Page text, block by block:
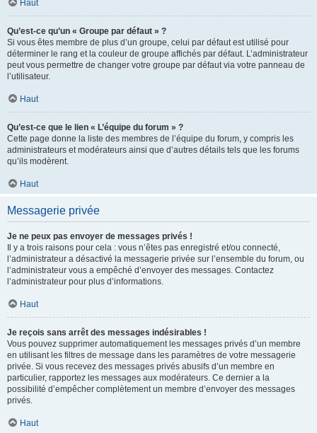
Haut
Qu’est-ce qu’un « Groupe par défaut » ?
Si vous êtes membre de plus d’un groupe, celui par défaut est utilisé pour
déterminer le rang et la couleur de groupe affichés par défaut. L’administrateur
peut vous permettre de changer votre groupe par défaut via votre panneau de
l’utilisateur.
Haut
Qu’est-ce que le lien « L’équipe du forum » ?
Cette page donne la liste des membres de l’équipe du forum, y compris les
administrateurs et modérateurs ainsi que d’autres détails tels que les forums
qu’ils modèrent.
Haut
Messagerie privée
Je ne peux pas envoyer de messages privés !
Il y a trois raisons pour cela : vous n’êtes pas enregistré et/ou connecté,
l’administrateur a désactivé la messagerie privée sur l’ensemble du forum, ou
l’administrateur vous a empêché d’envoyer des messages. Contactez
l’administrateur pour plus d’informations.
Haut
Je reçois sans arrêt des messages indésirables !
Vous pouvez supprimer automatiquement les messages privés d’un membre
en utilisant les filtres de message dans les paramètres de votre messagerie
privée. Si vous recevez des messages privés abusifs d’un membre en
particulier, rapportez les messages aux modérateurs. Ce dernier a la
possibilité d’empêcher complètement un membre d’envoyer des messages
privés.
Haut